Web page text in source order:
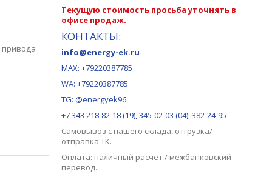
привода
Текущую стоимость просьба уточнять в
офисе продаж.
КОНТАКТЫ:
info@energy-ek.ru
MAX: +79220387785
WA: +79220387785
TG: @energyek96
+7 343 218-82-18 (19), 345-02-03 (04), 382-24-95
Самовывоз с нашего склада, отгрузка/
отправка ТК.
Оплата: наличный расчет / межбанковский
перевод.